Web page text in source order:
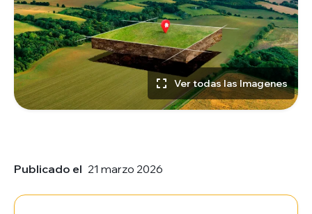
Ver todas las Imagenes
Publicado el 21 marzo 2026